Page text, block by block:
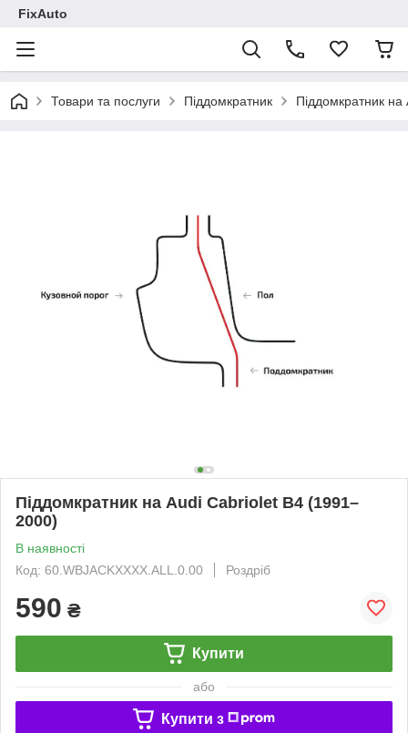
FixAuto
Товари та послуги Піддомкратник Піддомкратник
Піддомкратник на Audi Cabriolet B4 (1991–
2000)
В наявності
Код: 60.WBJACKXXXX.ALL.0.00
Роздріб
590 ₴
Купити
або
Купити з